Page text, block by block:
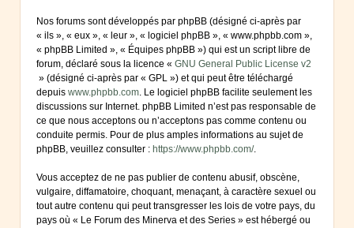
Nos forums sont développés par phpBB (désigné ci-après par
« ils », « eux », « leur », « logiciel phpBB », « www.phpbb.com »,
« phpBB Limited », « Équipes phpBB ») qui est un script libre de
forum, déclaré sous la licence « GNU General Public License v2
» (désigné ci-après par « GPL ») et qui peut être téléchargé
depuis www.phpbb.com. Le logiciel phpBB facilite seulement les
discussions sur Internet. phpBB Limited n’est pas responsable de
ce que nous acceptons ou n’acceptons pas comme contenu ou
conduite permis. Pour de plus amples informations au sujet de
phpBB, veuillez consulter : https://www.phpbb.com/.
Vous acceptez de ne pas publier de contenu abusif, obscène,
vulgaire, diffamatoire, choquant, menaçant, à caractère sexuel ou
tout autre contenu qui peut transgresser les lois de votre pays, du
pays où « Le Forum des Minerva et des Series » est hébergé ou